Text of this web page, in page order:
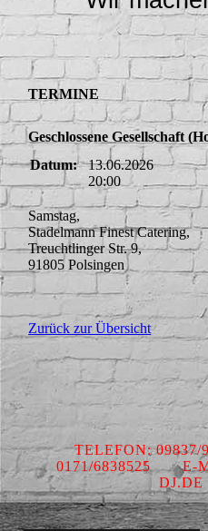
TERMINE
Geschlossene Gesellschaft
Datum:
13.06.2026
20:00
Samstag,
Stadelmann Finest Catering,
Treuchtlinger Str. 9,
91805 Polsingen
Zurück zur Übersicht
TELEFON:
0171/6838525 E-